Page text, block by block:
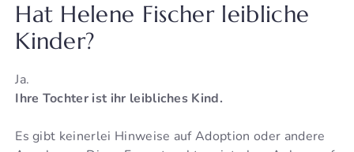
Hat Helene Fischer leibliche
Kinder?
Ja.
Ihre Tochter ist ihr leibliches Kind.
Es gibt keinerlei Hinweise auf Adoption oder andere